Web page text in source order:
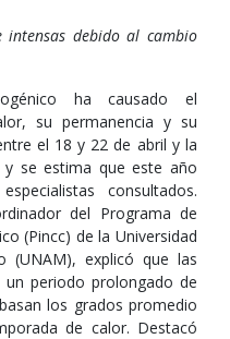
debido al cambio
ha causado el
su permanencia y su
el 18 y 22 de abril y la
se estima que este año
consultados.
del Programa de
(Pincc) de la Universidad
(UNAM), explicó que las
periodo prolongado de
los grados promedio
de calor. Destacó